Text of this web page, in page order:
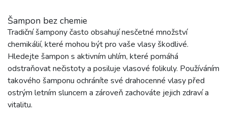
Šampon bez chemie
Tradiční šampony často obsahují nesčetné množství
chemikálií, které mohou být pro vaše vlasy škodlivé.
Hledejte šampon s aktivním uhlím, které pomáhá
odstraňovat nečistoty a posiluje vlasové folikuly. Používáním
takového šamponu ochráníte své drahocenné vlasy před
ostrým letním sluncem a zároveň zachováte jejich zdraví a
vitalitu.